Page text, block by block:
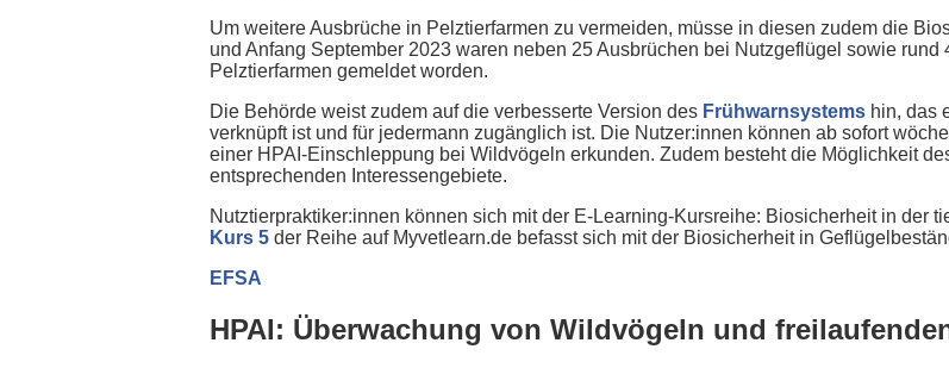
Um weitere Ausbrüche in Pelztierfarmen zu vermeiden, müsse in diesen zudem die
und Anfang September 2023 waren neben 25 Ausbrüchen bei Nutzgeflügel sowie
Pelztierfarmen gemeldet worden.
Die Behörde weist zudem auf die verbesserte Version des Frühwarnsystems hin, das
verknüpft ist und für jedermann zugänglich ist. Die Nutzer:innen können ab sofort
einer HPAI-Einschleppung bei Wildvögeln erkunden. Zudem besteht die Möglichkeit
entsprechenden Interessengebiete.
Nutztierpraktiker:innen können sich mit der E-Learning-Kursreihe: Biosicherheit in der
Kurs 5 der Reihe auf Myvetlearn.de befasst sich mit der Biosicherheit in
EFSA
HPAI: Überwachung von Wildvögeln und